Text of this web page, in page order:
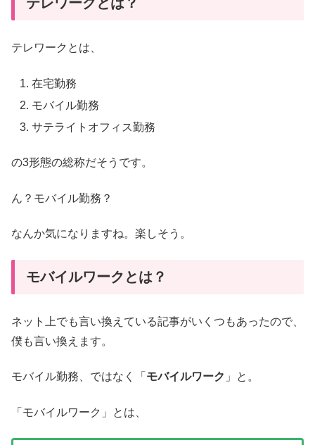
テレワークとは、
在宅勤務
モバイル勤務
サテライトオフィス勤務
の3形態の総称だそうです。
ん？モバイル勤務？
なんか気になりますね。楽しそう。
モバイルワークとは？
ネット上でも言い換えている記事がいくつもあったので、
僕も言い換えます。
モバイル勤務、ではなく「 モバイルワーク 」と。
「モバイルワーク」とは、